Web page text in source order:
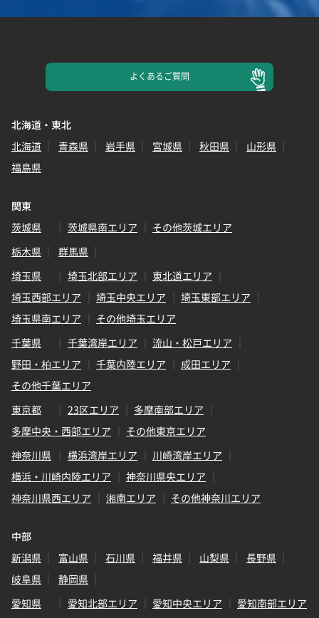
よくあるご質問
北海道・東北
北海道
青森県 岩手県 宮城県 秋田県
山形県
福島県
関東
茨城県
茨城県南エリア
その他茨城エリア
栃木県
群馬県
埼玉県
埼玉北部エリア
東北道エリア
埼玉西部エリア
埼玉中央エリア
埼玉東部エリア
埼玉県南エリア
その他埼玉エリア
千葉県
千葉湾岸エリア
流山・松戸エリア
野田・柏エリア
千葉内陸エリア
成田エリア
その他千葉エリア
東京都
23区エリア
多摩南部エリア
多摩中央・西部エリア
その他東京エリア
神奈川県
横浜湾岸エリア
川崎湾岸エリア
横浜・川崎内陸エリア
神奈川県央エリア
神奈川県西エリア
湘南エリア その他神奈川エリア
中部
新潟県
富山県 石川県 福井県 山梨県
長野県
岐阜県
静岡県
愛知県
愛知北部エリア 愛知中央エリア
愛知南部エリア